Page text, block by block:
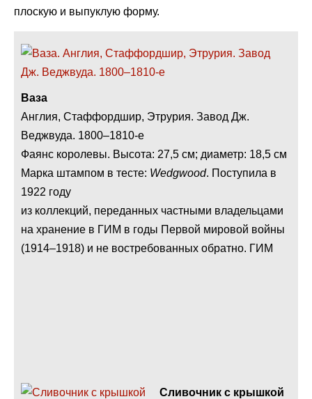
плоскую и выпуклую форму.
Ваза
Англия, Стаффордшир, Этрурия. Завод Дж.
Веджвуда. 1800–1810-е
Фаянс королевы. Высота: 27,5 см; диаметр: 18,5 см
Марка штампом в тесте: Wedgwood. Поступила в
1922 году
из коллекций, переданных частными владельцами
на хранение в ГИМ в годы Первой мировой войны
(1914–1918) и не востребованных обратно. ГИМ
Сливочник с крышкой